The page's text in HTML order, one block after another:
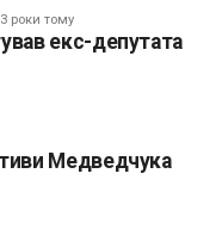
3 роки тому
екс-депутата
Медведчука